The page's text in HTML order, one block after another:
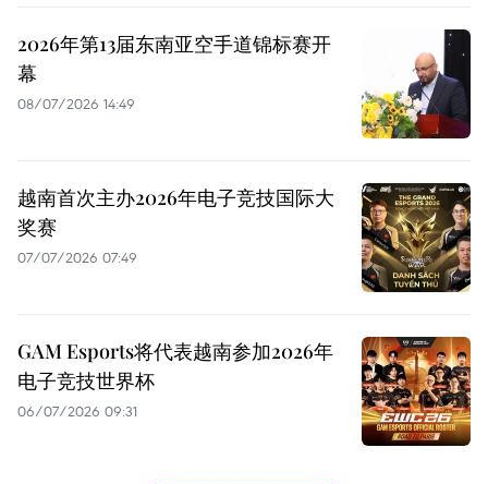
2026年第13届东南亚空手道锦标赛开
幕
08/07/2026 14:49
越南首次主办2026年电子竞技国际大
奖赛
07/07/2026 07:49
GAM Esports将代表越南参加2026年
电子竞技世界杯
06/07/2026 09:31